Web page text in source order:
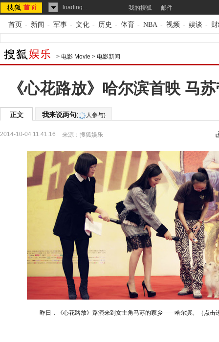
loading... 我的搜狐 邮件
首页 - 新闻 - 军事 - 文化 - 历史 - 体育 - NBA - 视频 - 娱谈 -
> 电影 Movie > 电影新闻
《心花路放》哈尔滨首映 马
正文 我来说两句( 人参与)
2014-10-04 11:41:16 来源： 搜狐娱乐
昨日，《心花路放》路演来到女主角马苏的家乡——哈尔滨。（点击